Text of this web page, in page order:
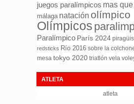
juegos paralímpicos mas
málaga natación olímpico
Olímpicos
Paralímpico París 2024
redsticks Río 2016 sobre la
mesa tokyo 2020 triatlón vela
ATLETA
atleta